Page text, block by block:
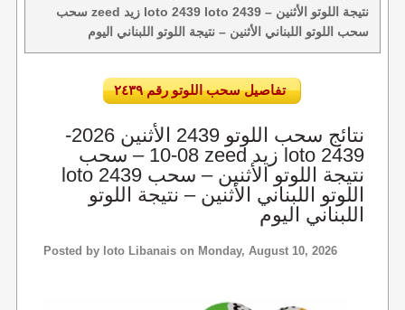
سحب zeed زيد loto 2439 loto 2439 نتيجة اللوتو الأثنين –
سحب اللوتو اللبناني الأثنين – نتيجة اللوتو اللبناني اليوم
تفاصيل سحب اللوتو رقم ٢٤٣٩
نتائج سحب اللوتو 2439 الأثنين 2026-
08-10 – سحب zeed زيد loto 2439
loto 2439 نتيجة اللوتو الأثنين – سحب
اللوتو اللبناني الأثنين – نتيجة اللوتو
اللبناني اليوم
Posted by loto Libanaison Monday, August 10, 2026